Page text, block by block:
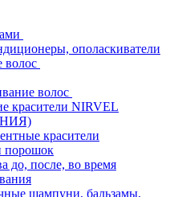
ополаскиватели
волос
волос
красители NIRVEL
красители
порошок
до, после, во время
шампуни, бальзамы,